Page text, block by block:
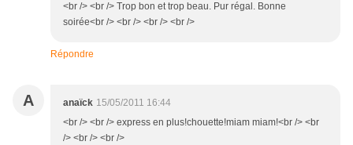
<br /> <br /> Trop bon et trop beau. Pur régal. Bonne
soirée<br /> <br /> <br /> <br />
Répondre
A anaïck 15/05/2011 16:44
<br /> <br /> express en plus!chouette!miam miam!<br /> <br
/> <br /> <br />